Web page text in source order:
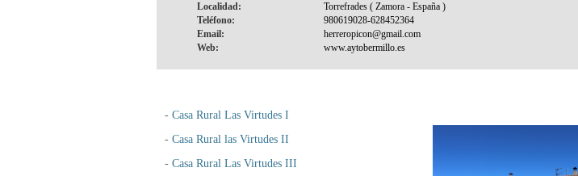
Localidad:
Teléfono:
Email:
Web:
- Casa Rural Las Virtudes I
- Casa Rural las Virtudes II
- Casa Rural Las Virtudes III